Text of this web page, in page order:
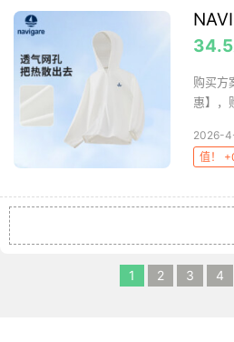
34.5
购买方
惠】，
2026-
值！
1 2 3 4